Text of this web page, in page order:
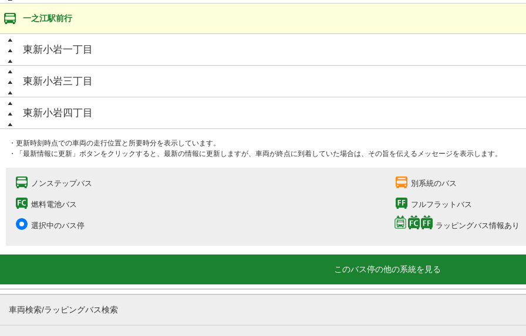
一之江駅前行
東新小岩一丁目
東新小岩三丁目
東新小岩四丁目
・更新時刻時点での車両の走行位置と所要時分を表示しています。
・「最新情報に更新」ボタンをクリックすると、最新の情報に更新しますが、車両が終点に到着していた場合は、その旨を伝えるメッセージを表示します。
ノンステップバス 別系統のバス
燃料電池バス フルフラットバス
選択中のバス停 ラッピングバス情報あり
このバス停の他の系統を見る
車両検索/ラッピングバス検索